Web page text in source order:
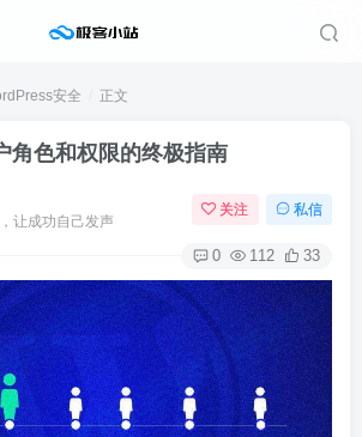
安全 正文
角色和权限的终极指南
让成功自己发声
关注 私信
0 112 33